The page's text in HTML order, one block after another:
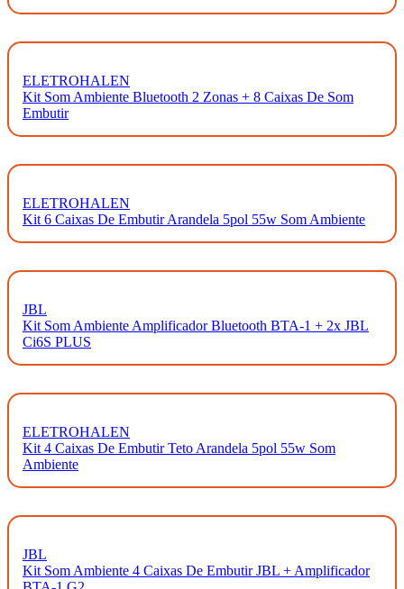
ELETROHALEN
Kit Som Ambiente Bluetooth 2 Zonas + 8 Caixas De Som
Embutir
ELETROHALEN
Kit 6 Caixas De Embutir Arandela 5pol 55w Som Ambiente
JBL
Kit Som Ambiente Amplificador Bluetooth BTA-1 + 2x JBL
Ci6S PLUS
ELETROHALEN
Kit 4 Caixas De Embutir Teto Arandela 5pol 55w Som
Ambiente
JBL
Kit Som Ambiente 4 Caixas De Embutir JBL + Amplificador